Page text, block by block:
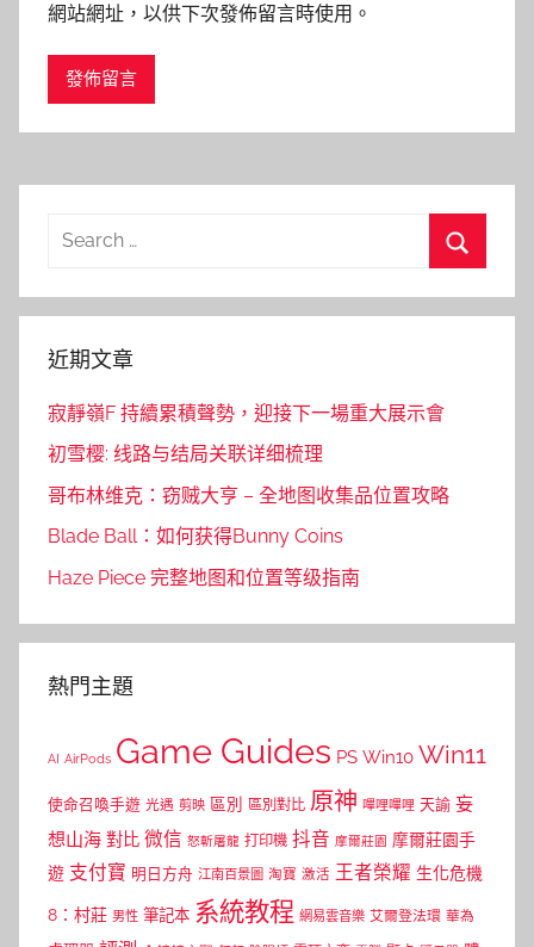
網站網址，以供下次發佈留言時使用。
Search
近期文章
寂靜嶺F 持續累積聲勢，迎接下一場重大展示會
初雪樱: 线路与结局关联详细梳理
哥布林维克：窃贼大亨 – 全地图收集品位置攻略
Blade Ball：如何获得Bunny Coins
Haze Piece 完整地图和位置等级指南
熱門主題
AI AirPods Game Guides PS Win10 Win11
使命召喚手遊 光遇 剪映 區別 區別對比 原神 嗶哩嗶哩 天諭 妄
想山海 對比 微信 怒斬屠龍 打印機 抖音 摩爾莊園 摩爾莊園手
遊 支付寶 明日方舟 江南百景圖 淘寶 激活 王者榮耀 生化危機
8：村莊 男性 筆記本 系統教程 網易雲音樂 艾爾登法環 華為